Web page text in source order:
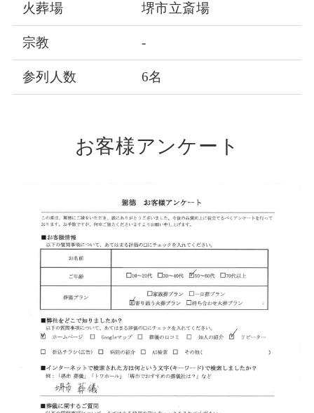
火葬場 堺市立斎場
宗教 -
参列人数 6名
お客様アンケート